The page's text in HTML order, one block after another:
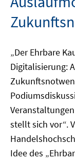
„Der Ehrbare
Digitalisierung:
stellt sich vor“.
Idee des